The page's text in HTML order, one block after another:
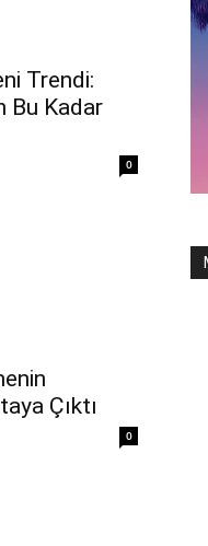
Trendi:
Bu Kadar
0
Çıktı
0